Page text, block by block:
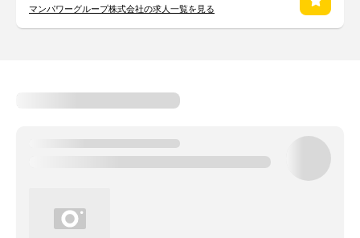
マンパワーグループ株式会社の求人一覧を見る